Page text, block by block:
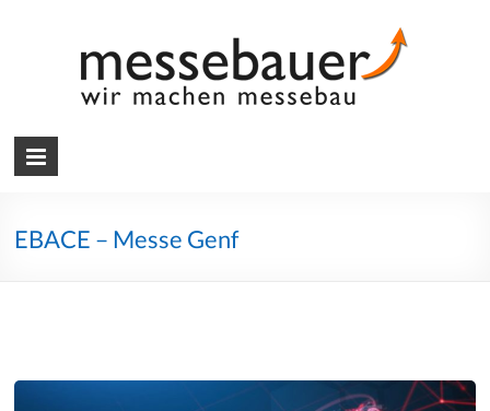
Messebauer
Wir
machen
EBACE – Messe Genf